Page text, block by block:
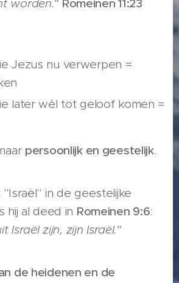
worden." Romeinen 11:23
Jezus nu verwerpen =
later wél tot geloof komen =
persoonlijk en geestelijk.
"Israël" in de geestelijke
hij al deed in Romeinen 9:6:
Israël zijn, zijn Israël."
de heidenen en de